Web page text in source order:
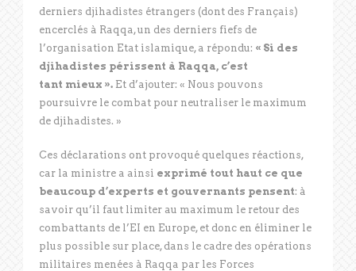
derniers djihadistes étrangers (dont des Français)
encerclés à Raqqa, un des derniers fiefs de
l’organisation Etat islamique, a répondu: « Si des
djihadistes périssent à Raqqa, c’est
tant mieux ». Et d’ajouter: « Nous pouvons
poursuivre le combat pour neutraliser le maximum
de djihadistes. »
Ces déclarations ont provoqué quelques réactions,
car la ministre a ainsi exprimé tout haut ce que
beaucoup d’experts et gouvernants pensent: à
savoir qu’il faut limiter au maximum le retour des
combattants de l’EI en Europe, et donc en éliminer le
plus possible sur place, dans le cadre des opérations
militaires menées à Raqqa par les Forces